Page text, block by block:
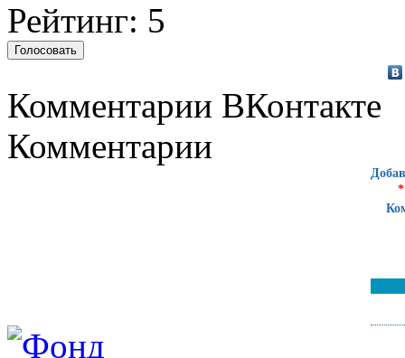
Рейтинг: 5
Комментарии ВКонтакте
Комментарии
*